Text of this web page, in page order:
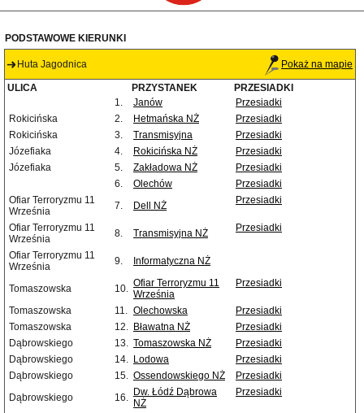
PODSTAWOWE KIERUNKI
Huta Jagodnica Pokaż na mapie
ULICA PRZYSTANEK
PRZESIADKI
1.
Janów
Przesiadki
Rokicińska
2. Hetmańska NŻ
Przesiadki
Rokicińska
3. Transmisyjna
Przesiadki
Józefiaka
4. Rokicińska NŻ
Przesiadki
Józefiaka
5. Zakładowa NŻ
Przesiadki
6.
Olechów
Przesiadki
Ofiar Terroryzmu 11
Września
7. Dell NŻ Przesiadki
Ofiar Terroryzmu 11
Września
8. Transmisyjna NŻ Przesiadki
Ofiar Terroryzmu 11
Września
9. Informatyczna NŻ
Tomaszowska 10. Ofiar Terroryzmu 11
Września
Przesiadki
Tomaszowska 11. Olechowska
Przesiadki
Tomaszowska
12. Bławatna NŻ
Przesiadki
Dąbrowskiego
13. Tomaszowska NŻ
Przesiadki
Dąbrowskiego
14. Lodowa
Przesiadki
Dąbrowskiego
15. Ossendowskiego NŻ
Przesiadki
Dąbrowskiego
16. Dw. Łódź Dąbrowa
NŻ
Przesiadki